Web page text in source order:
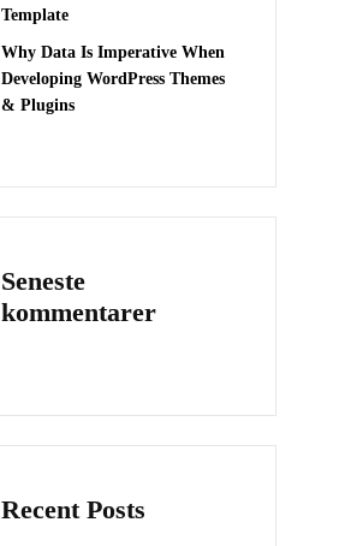
Template
Why Data Is Imperative When
Developing WordPress Themes
& Plugins
Seneste
kommentarer
Recent Posts